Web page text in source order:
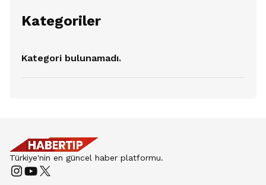
Kategoriler
Kategori bulunamadı.
Türkiye'nin en güncel haber platformu.